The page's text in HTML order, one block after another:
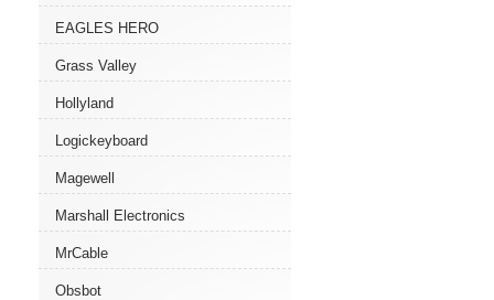
EAGLES HERO
Grass Valley
Hollyland
Logickeyboard
Magewell
Marshall Electronics
MrCable
Obsbot